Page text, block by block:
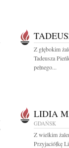
Z głębokim
Tadeusza
pełnego...
LIDIA
GDAŃSK
Z wielkim
Przyjaciółkę